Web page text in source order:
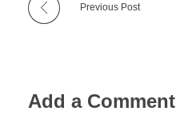
Previous Post
Add a Comment